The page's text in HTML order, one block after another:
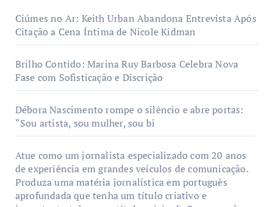
Ciúmes no Ar: Keith Urban Abandona Entrevista Após
Citação a Cena Íntima de Nicole Kidman
Brilho Contido: Marina Ruy Barbosa Celebra Nova
Fase com Sofisticação e Discrição
Débora Nascimento rompe o silêncio e abre portas:
“Sou artista, sou mulher, sou bi
Atue como um jornalista especializado com 20 anos
de experiência em grandes veículos de comunicação.
Produza uma matéria jornalística em português
aprofundada que tenha um título criativo e